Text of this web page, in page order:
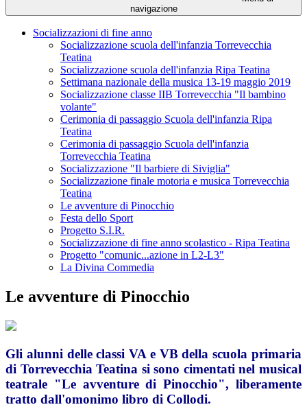
navigazione
Socializzazioni di fine anno
Socializzazione scuola dell'infanzia Torrevecchia
Teatina
Socializzazione scuola dell'infanzia Ripa Teatina
Settimana nazionale della musica 13-19 maggio 2019
Socializzazione classe IIB Torrevecchia "Il bambino
volante"
Cerimonia di passaggio Scuola dell'infanzia Ripa
Teatina
Cerimonia di passaggio Scuola dell'infanzia
Torrevecchia Teatina
Socializzazione "Il barbiere di Siviglia"
Socializzazione finale motoria e musica Torrevecchia
Teatina
Le avventure di Pinocchio
Festa dello Sport
Progetto S.I.R.
Socializzazione di fine anno scolastico - Ripa Teatina
Progetto "comunic...azione in L2-L3"
La Divina Commedia
Le avventure di Pinocchio
Gli alunni delle classi VA e VB della scuola primaria
di Torrevecchia Teatina si sono cimentati nel musical
teatrale "Le avventure di Pinocchio", liberamente
tratto dall'omonimo libro di Collodi.